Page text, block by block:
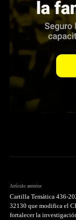
Artículo anterior
Cartilla Temática 436-
32130 que modifica el
fortalecer la